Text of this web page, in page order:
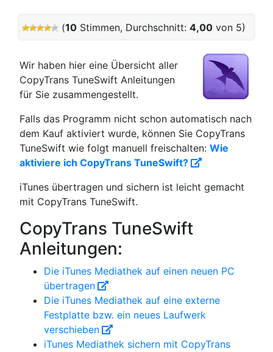
(10Stimmen, Durchschnitt: 4,00von 5)
Wir haben hier eine Übersicht aller
CopyTrans TuneSwift Anleitungen
für Sie zusammengestellt.
Falls das Programm nicht schon automatisch nach
dem Kauf aktiviert wurde, können Sie CopyTrans
TuneSwift wie folgt manuell freischalten: Wie
aktiviere ich CopyTrans TuneSwift?
iTunes übertragen und sichern ist leicht gemacht
mit CopyTrans TuneSwift.
CopyTrans TuneSwift
Anleitungen:
Die iTunes Mediathek auf einen neuen PC
übertragen
Die iTunes Mediathek auf eine externe
Festplatte bzw. ein neues Laufwerk
verschieben
iTunes Mediathek sichern mit CopyTrans